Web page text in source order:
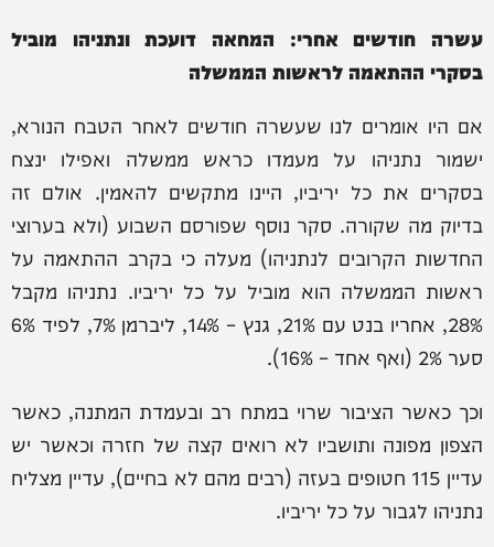
עשרה חודשים אחרי: המחאה דועכת ונתניהו מוביל
בסקרי ההתאמה לראשות הממשלה
אם היו אומרים לנו שעשרה חודשים לאחר הטבח הנורא,
ישמור נתניהו על מעמדו כראש ממשלה ואפילו ינצח
בסקרים את כל יריביו, היינו מתקשים להאמין. אולם זה
בדיוק מה שקורה. סקר נוסף שפורסם השבוע (ולא בערוצי
החדשות הקרובים לנתניהו) מעלה כי בקרב ההתאמה על
ראשות הממשלה הוא מוביל על כל יריביו. נתניהו מקבל
28%, אחריו בנט עם 21%, גנץ – 14%, ליברמן 7%, לפיד 6%
סער 2% (ואף אחד – 16%).
וכך כאשר הציבור שרוי במתח רב ובעמדת המתנה, כאשר
הצפון מפונה ותושביו לא רואים קצה של חזרה וכאשר יש
עדיין 115 חטופים בעזה (רבים מהם לא בחיים), עדיין מצליח
נתניהו לגבור על כל יריביו.